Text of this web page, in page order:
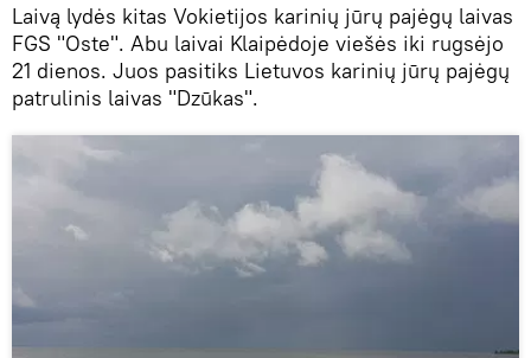
Laivą lydės kitas Vokietijos karinių jūrų pajėgų laivas
FGS "Oste". Abu laivai Klaipėdoje viešės iki rugsėjo
21 dienos. Juos pasitiks Lietuvos karinių jūrų pajėgų
patrulinis laivas "Dzūkas".